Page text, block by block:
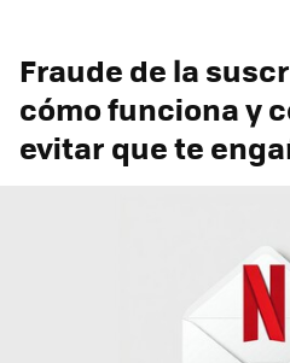
Fraude de la
cómo funciona y
evitar que te